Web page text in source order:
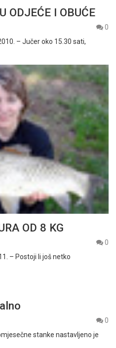
ODJEĆE I OBUĆE
0
– Jučer oko 15.30 sati,
OD 8 KG
0
– Postoji li još netko
0
stanke nastavljeno je